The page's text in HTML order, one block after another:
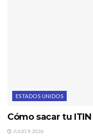
ESTADOS UNIDOS
Cómo sacar tu
JULIO 9, 2026